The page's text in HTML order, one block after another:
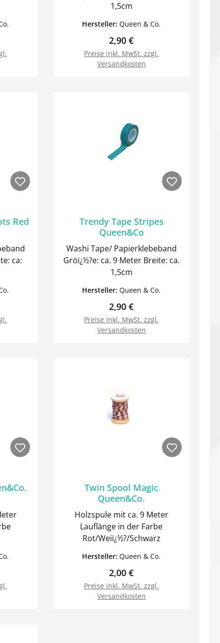
1,5cm
Hersteller:Queen & Co.
Regulärer Preis:
2,90 €
Preise inkl. MwSt. zzgl.
Versandkosten
Red
Trendy Tape Stripes
Queen&Co
Washi Tape/ Papierklebeband
Gröï¿½?e: ca. 9 Meter Breite: ca.
1,5cm
Hersteller:Queen & Co.
Regulärer Preis:
2,90 €
Preise inkl. MwSt. zzgl.
Versandkosten
Twin Spool Magic
Queen&Co.
Holzspule mit ca. 9 Meter
Lauflänge in der Farbe
Rot/Weiï¿½?/Schwarz
Hersteller:Queen & Co.
Regulärer Preis:
2,00 €
Preise inkl. MwSt. zzgl.
Versandkosten